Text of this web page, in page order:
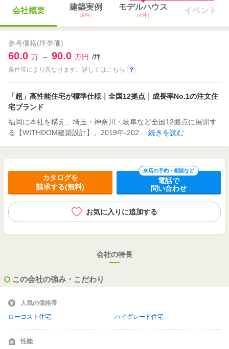
会社概要 建築実例
（9件）
モデルハウス
（4件）
イベント
参考価格(坪単価)
60.0 万 ～ 90.0 万円 /坪
条件等により異なります。詳しくはこちら
「超」高性能住宅が標準仕様｜全国12拠点｜成長率No.1の注文住
宅ブランド
福岡に本社を構え、埼玉・神奈川・岐阜など全国12拠点に展開す
る【WITHDOM建築設計】。2019年-202… 続きを読む
カタログを
請求する(無料)
来店の予約・相談など
電話で
問い合わせ
お気に入りに追加する
会社の特長
この会社の強み・こだわり
人気の価格帯
ローコスト住宅
ハイグレード住宅
性能